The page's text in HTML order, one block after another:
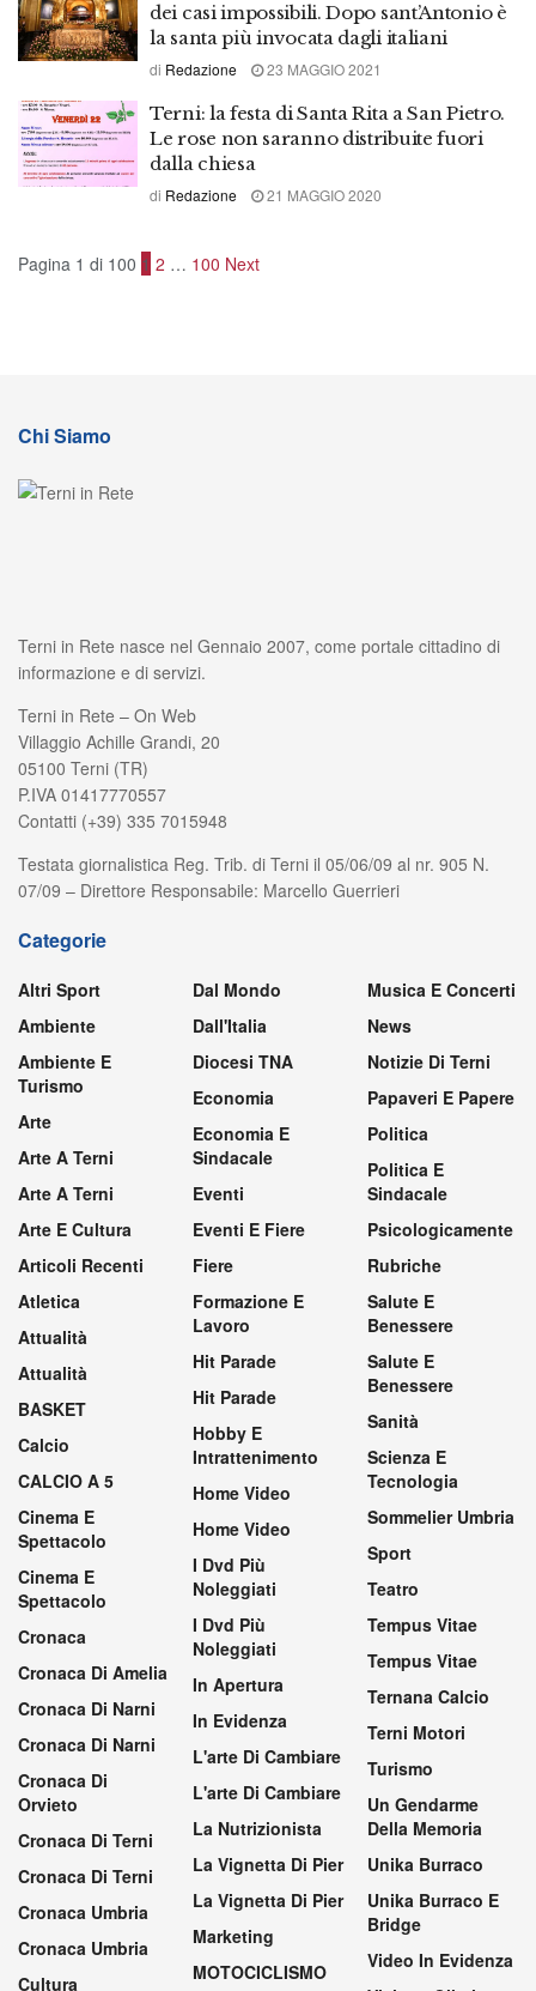
dei casi impossibili. Dopo sant’Antonio è
la santa più invocata dagli italiani
di Redazione 23 MAGGIO 2021
Terni: la festa di Santa Rita a San Pietro.
Le rose non saranno distribuite fuori
dalla chiesa
di Redazione 21 MAGGIO 2020
Pagina 1 di 100 1 2 … 100 Next
Chi Siamo
Terni in Rete nasce nel Gennaio 2007, come portale cittadino di
informazione e di servizi.
Terni in Rete – On Web
Villaggio Achille Grandi, 20
05100 Terni (TR)
P.IVA 01417770557
Contatti (+39) 335 7015948
Testata giornalistica Reg. Trib. di Terni il 05/06/09 al nr. 905 N.
07/09 – Direttore Responsabile: Marcello Guerrieri
Categorie
Altri Sport
Ambiente
Ambiente E
Turismo
Arte
Arte A Terni
Arte A Terni
Arte E Cultura
Articoli Recenti
Atletica
Attualità
Attualità
BASKET
Calcio
CALCIO A 5
Cinema E
Spettacolo
Cinema E
Spettacolo
Cronaca
Cronaca Di Amelia
Cronaca Di Narni
Cronaca Di Narni
Cronaca Di
Orvieto
Cronaca Di Terni
Cronaca Di Terni
Cronaca Umbria
Cronaca Umbria
Cultura
Dal Mondo
Dall'Italia
Diocesi TNA
Economia
Economia E
Sindacale
Eventi
Eventi E Fiere
Fiere
Formazione E
Lavoro
Hit Parade
Hit Parade
Hobby E
Intrattenimento
Home Video
Home Video
I Dvd Più
Noleggiati
I Dvd Più
Noleggiati
In Apertura
In Evidenza
L'arte Di Cambiare
L'arte Di Cambiare
La Nutrizionista
La Vignetta Di Pier
La Vignetta Di Pier
Marketing
MOTOCICLISMO
Musica E Concerti
News
Notizie Di Terni
Papaveri E Papere
Politica
Politica E
Sindacale
Psicologicamente
Rubriche
Salute E
Benessere
Salute E
Benessere
Sanità
Scienza E
Tecnologia
Sommelier Umbria
Sport
Teatro
Tempus Vitae
Tempus Vitae
Ternana Calcio
Terni Motori
Turismo
Un Gendarme
Della Memoria
Unika Burraco
Unika Burraco E
Bridge
Video In Evidenza